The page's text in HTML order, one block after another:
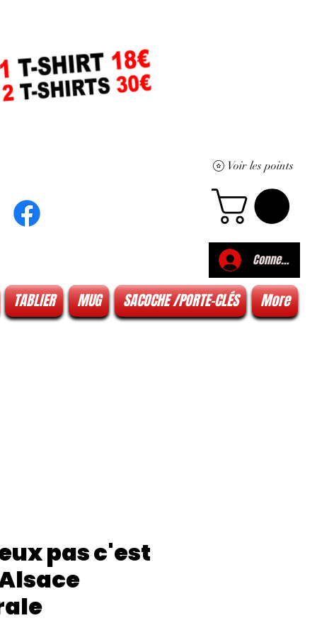
Voir les points
Connexion
TABLIER MUG SACOCHE /PORTE-CLÉS More
pas c'est